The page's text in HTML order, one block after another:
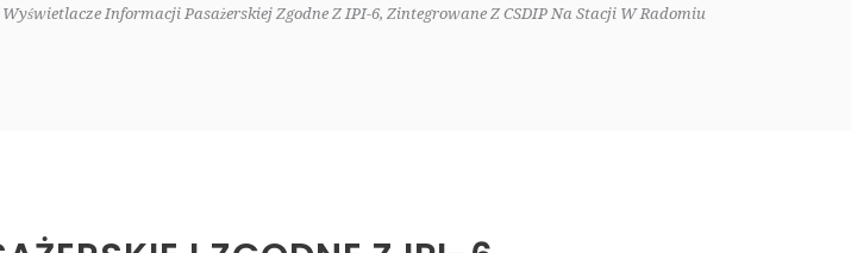
Wyświetlacze Informacji Pasażerskiej Zgodne Z IPI-6, Zintegrowane Z CSDIP Na Stacji W Radomiu